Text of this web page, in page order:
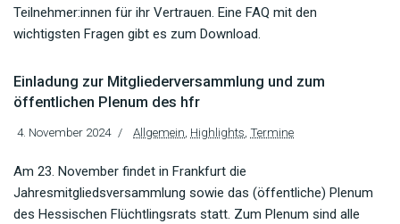
Teilnehmer:innen für ihr Vertrauen. Eine FAQ mit den
wichtigsten Fragen gibt es zum Download.
Einladung zur Mitgliederversammlung und zum
öffentlichen Plenum des hfr
4. November 2024 Allgemein Highlights Termine
Am 23. November findet in Frankfurt die
Jahresmitgliedsversammlung sowie das (öffentliche) Plenum
des Hessischen Flüchtlingsrats statt. Zum Plenum sind alle